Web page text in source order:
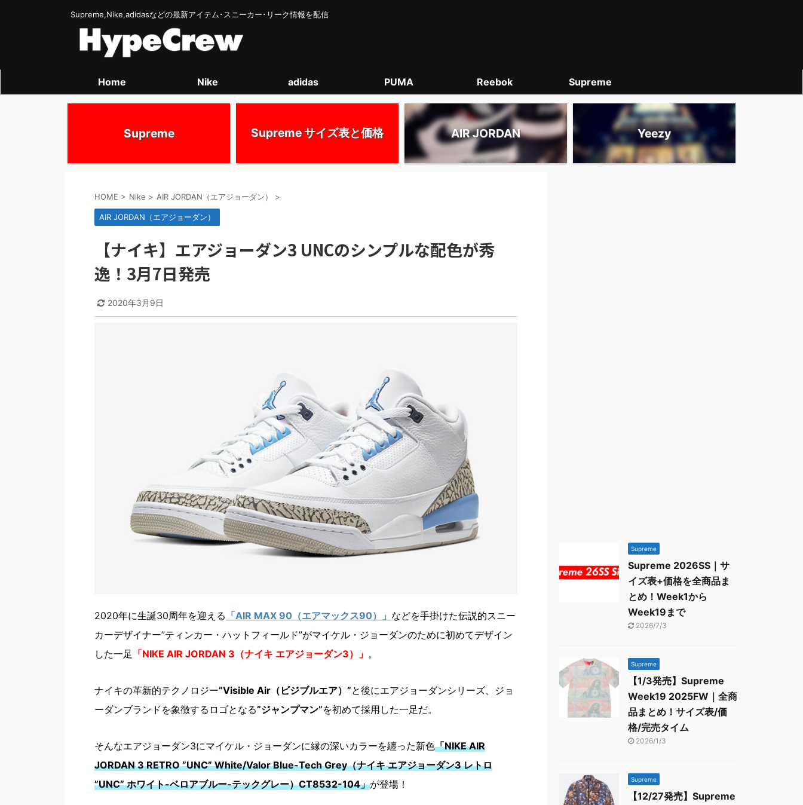
Supreme,Nike,adidasなどの最新アイテム･スニーカー･リーク情報を配信
Home Nike adidas PUMA Reebok Supreme
Supreme Supreme サイズ表と価格 AIR JORDAN Yeezy
HOME > Nike > AIR JORDAN（エアジョーダン） >
AIR JORDAN（エアジョーダン）
【ナイキ】エアジョーダン3 UNCのシンプルな配色が秀
逸！3月7日発売
2020年3月9日
2020年に生誕30周年を迎える 「AIR MAX 90（エアマックス90）」 などを手掛けた伝説的スニー
カーデザイナー”ティンカー・ハットフィールド”がマイケル・ジョーダンのために初めてデザイン
した一足 「NIKE AIR JORDAN 3（ナイキ エアジョーダン3）」 。
ナイキの革新的テクノロジー”Visible Air（ビジブルエア）”と後にエアジョーダンシリーズ、ジョ
ーダンブランドを象徴するロゴとなる”ジャンプマン”を初めて採用した一足だ。
そんなエアジョーダン3にマイケル・ジョーダンに縁の深いカラーを纏った新色「NIKE AIR
JORDAN 3 RETRO ”UNC” White/Valor Blue-Tech Grey（ナイキ エアジョーダン3 レトロ
”UNC” ホワイト-ベロアブルー-テックグレー）CT8532-104」が登場！
Supreme
Supreme 2026SS｜サ
イズ表+価格を全商品ま
とめ！Week1から
Week19まで
2026/7/3
Supreme
【1/3発売】Supreme
Week19 2025FW｜全商
品まとめ！サイズ表/価
格/完売タイム
2026/1/3
Supreme
【12/27発売】Supreme